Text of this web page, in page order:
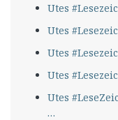
Utes
Utes
Utes
Utes
Utes
…